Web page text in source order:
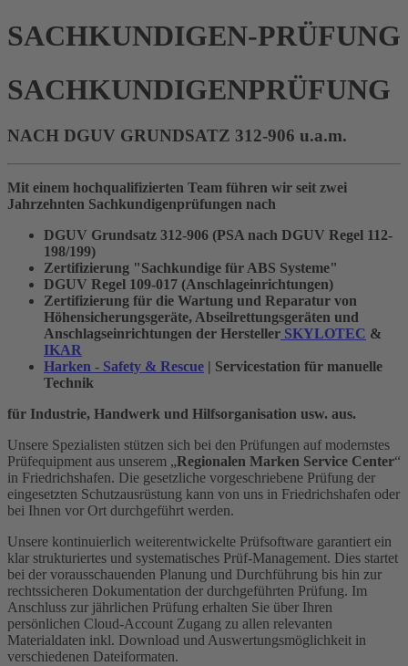
SACHKUNDIGEN-PRÜFUNG
SACHKUNDIGENPRÜFUNG
NACH DGUV GRUNDSATZ 312-906 u.a.m.
Mit einem hochqualifizierten Team führen wir seit zwei
Jahrzehnten Sachkundigenprüfungen nach
DGUV Grundsatz 312-906 (PSA nach DGUV Regel 112-
198/199)
Zertifizierung "Sachkundige für ABS Systeme"
DGUV Regel 109-017 (Anschlageinrichtungen)
Zertifizierung für die Wartung und Reparatur von
Höhensicherungsgeräte, Abseilrettungsgeräten und
Anschlagseinrichtungen der Hersteller SKYLOTEC &
IKAR
Harken - Safety & Rescue | Servicestation für manuelle
Technik
für Industrie, Handwerk und Hilfsorganisation usw. aus.
Unsere Spezialisten stützen sich bei den Prüfungen auf modernstes
Prüfequipment aus unserem „Regionalen Marken Service Center“
in Friedrichshafen. Die gesetzliche vorgeschriebene Prüfung der
eingesetzten Schutzausrüstung kann von uns in Friedrichshafen oder
bei Ihnen vor Ort durchgeführt werden.
Unsere kontinuierlich weiterentwickelte Prüfsoftware garantiert ein
klar strukturiertes und systematisches Prüf-Management. Dies startet
bei der vorausschauenden Planung und Durchführung bis hin zur
rechtssicheren Dokumentation der durchgeführten Prüfung. Im
Anschluss zur jährlichen Prüfung erhalten Sie über Ihren
persönlichen Cloud-Account Zugang zu allen relevanten
Materialdaten inkl. Download und Auswertungsmöglichkeit in
verschiedenen Dateiformaten.